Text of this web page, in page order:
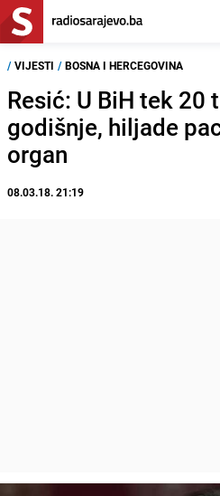
/ VIJESTI / BOSNA I HERCEGOVINA
Resić: U BiH tek 20
godišnje, hiljade
organ
08.03.18. 21:19